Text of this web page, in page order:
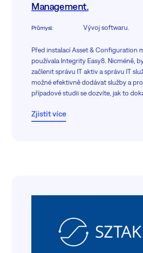
Management.
Průmysl: Vývoj softwaru.
Před instalací Asset & Configuration
používala Integrity Easy8. Nicméně,
začlenit správu IT aktiv a správu IT
možné efektivně dodávat služby a
případové studii se dozvíte, jak to
Zjistit více